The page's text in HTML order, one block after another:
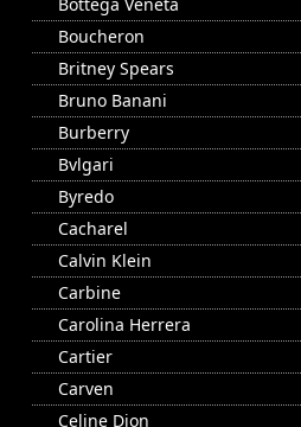
Boucheron
Britney Spears
Bruno Banani
Burberry
Bvlgari
Byredo
Cacharel
Calvin Klein
Carbine
Carolina Herrera
Cartier
Carven
Celine Dion